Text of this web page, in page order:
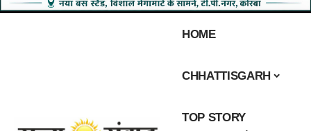
HOME
CHHATTISGARH
TOP STORY